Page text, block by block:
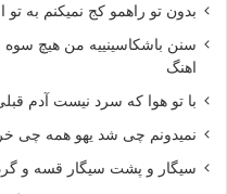
بدون تو راهمو کج نمیکنم به
سنن باشکاسینییه من هیچ سوه
اهنگ
با تو هوا که سرد نیست آدم
نمیدونم چی شد یهو همه چی
سیگار و پشت سیگار قسه و گرد